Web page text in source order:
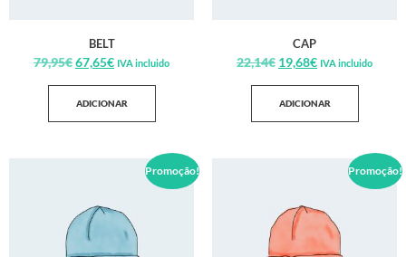
BELT
79,95€67,65€ IVA incluido
ADICIONAR
CAP
22,14€ 19,68€ IVA incluido
ADICIONAR
Promoção! Promoção!